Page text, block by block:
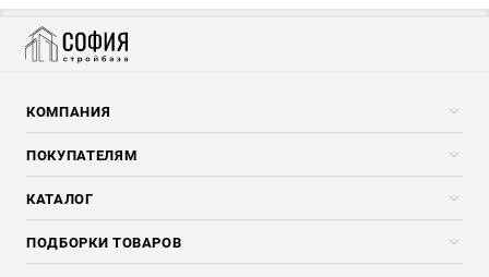
КОМПАНИЯ
Компания
Услуги
ПОКУПАТЕЛЯМ
Скидки стройкомпаниям
Доставка и разгрузка
Оплата и Возврат
КАТАЛОГ
Погонажные изделия
Брикеты, Дрова, Стружка
ПОДБОРКИ ТОВАРОВ